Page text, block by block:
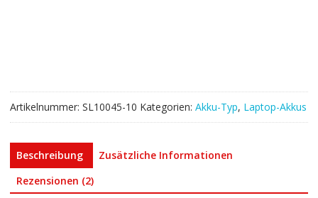
Artikelnummer: SL10045-10 Kategorien: Akku-Typ, Laptop-Akkus
Beschreibung
Zusätzliche Informationen
Rezensionen (2)